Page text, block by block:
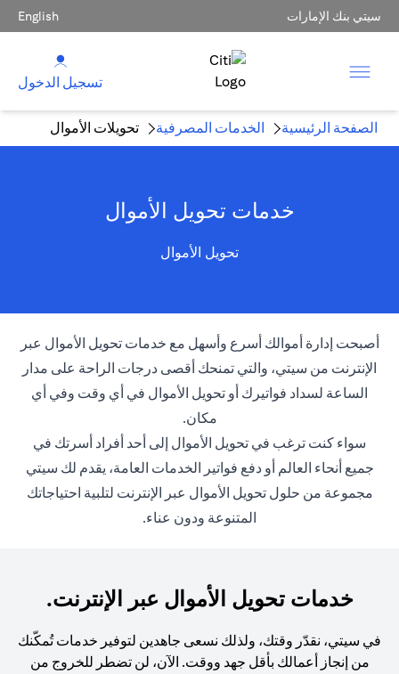
سيتي بنك الإمارات English
تسجيل الدخول
الصفحة الرئيسية الخدمات المصرفية تحويلات الأموال
خدمات تحويل الأموال
تحويل الأموال
أصبحت إدارة أموالك أسرع وأسهل مع خدمات تحويل الأموال عبر
الإنترنت من سيتي، والتي تمنحك أقصى درجات الراحة على مدار
الساعة لسداد فواتيرك أو تحويل الأموال في أي وقت وفي أي
مكان.
سواء كنت ترغب في تحويل الأموال إلى أحد أفراد أسرتك في
جميع أنحاء العالم أو دفع فواتير الخدمات العامة، يقدم لك سيتي
مجموعة من حلول تحويل الأموال عبر الإنترنت لتلبية احتياجاتك
المتنوعة ودون عناء.
خدمات تحويل الأموال عبر الإنترنت.
في سيتي، نقدّر وقتك، ولذلك نسعى جاهدين لتوفير خدمات تُمكّنك
من إنجاز أعمالك بأقل جهد ووقت. الآن، لن تضطر للخروج من